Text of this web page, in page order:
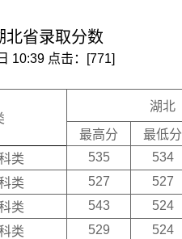
北省录取分数
10:39 点击：[771]
湖北
最高分 最低分
类 535 534
类 527 527
类 543 524
类 529 524